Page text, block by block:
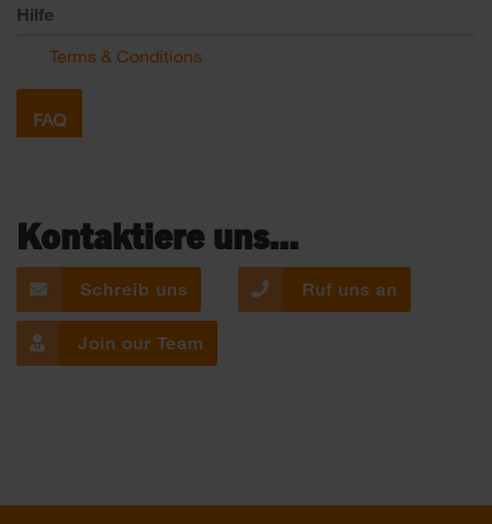
Hilfe
Terms & Conditions
FAQ
Kontaktiere uns...
Schreib uns Ruf uns an
Join our Team